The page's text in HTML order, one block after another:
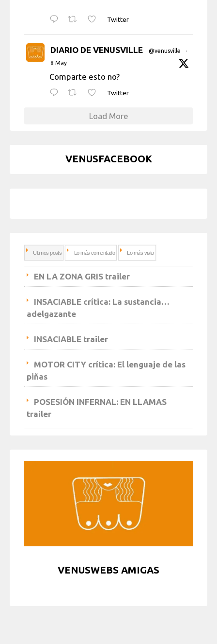
Twitter
DIARIO DE VENUSVILLE @venusville
·
8 May
Comparte esto no?
Twitter
Load More
VENUSFACEBOOK
Ultimos posts Lo más comentado Lo más visto
EN LA ZONA GRIS trailer
INSACIABLE crítica: La sustancia…
adelgazante
INSACIABLE trailer
MOTOR CITY crítica: El lenguaje de las
piñas
POSESIÓN INFERNAL: EN LLAMAS
trailer
VENUSWEBS AMIGAS